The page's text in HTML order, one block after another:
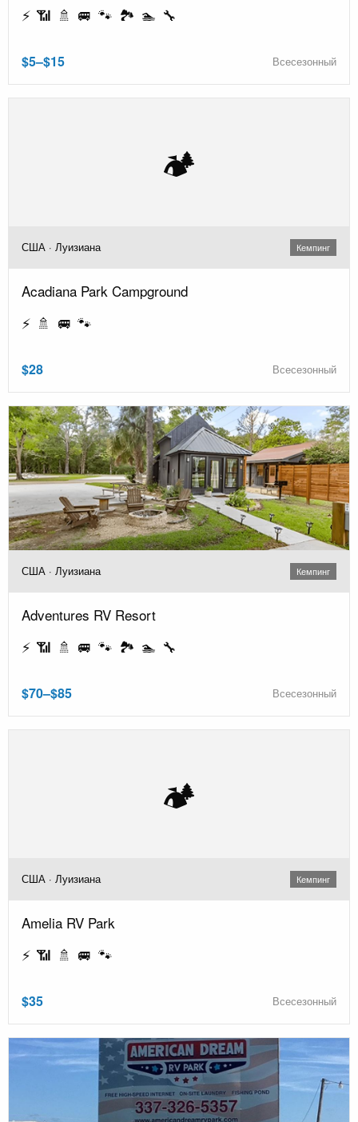
⚡ 📶 🚿 🚐 🐾 🏞️ 🏊 🔧
$5–$15 Всесезонный
🏕️
США · Луизиана Кемпинг
Acadiana Park Campground
⚡ 🚿 🚐 🐾
$28 Всесезонный
США · Луизиана Кемпинг
Adventures RV Resort
⚡ 📶 🚿 🚐 🐾 🏞️ 🏊 🔧
$70–$85 Всесезонный
🏕️
США · Луизиана Кемпинг
Amelia RV Park
⚡ 📶 🚿 🚐 🐾
$35 Всесезонный